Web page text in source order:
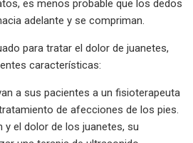
es menos probable que los dedos
adelante y se compriman.
para tratar el dolor de juanetes,
características:
a sus pacientes a un fisioterapeuta
de afecciones de los pies.
y el dolor de los juanetes, su